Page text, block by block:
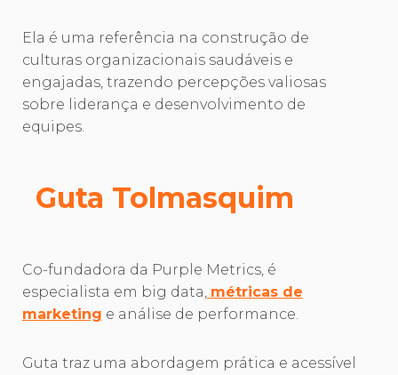
Ela é uma referência na construção de
culturas organizacionais saudáveis e
engajadas, trazendo percepções valiosas
sobre liderança e desenvolvimento de
equipes.
Guta Tolmasquim
Co-fundadora da Purple Metrics, é
especialista em big data, métricas de
marketing e análise de performance.
Guta traz uma abordagem prática e acessível